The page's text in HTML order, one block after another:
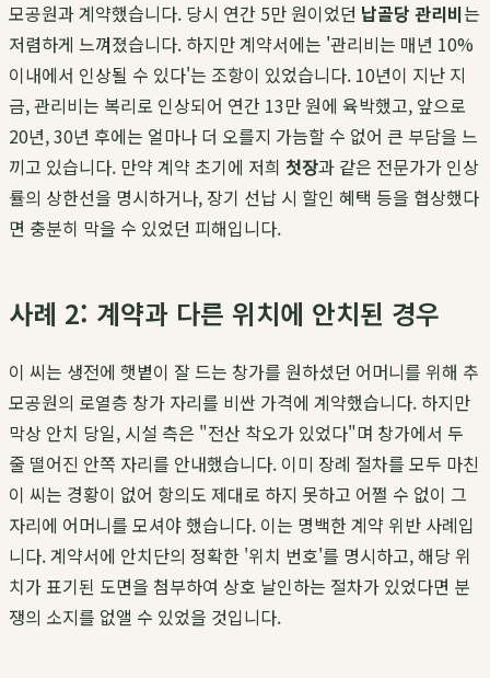
모공원과 계약했습니다. 당시 연간 5만 원이었던 납골당 관리비는
저렴하게 느껴졌습니다. 하지만 계약서에는 '관리비는 매년 10%
이내에서 인상될 수 있다'는 조항이 있었습니다. 10년이 지난 지
금, 관리비는 복리로 인상되어 연간 13만 원에 육박했고, 앞으로
20년, 30년 후에는 얼마나 더 오를지 가늠할 수 없어 큰 부담을 느
끼고 있습니다. 만약 계약 초기에 저희 첫장과 같은 전문가가 인상
률의 상한선을 명시하거나, 장기 선납 시 할인 혜택 등을 협상했다
면 충분히 막을 수 있었던 피해입니다.
사례 2: 계약과 다른 위치에 안치된 경우
이 씨는 생전에 햇볕이 잘 드는 창가를 원하셨던 어머니를 위해 추
모공원의 로열층 창가 자리를 비싼 가격에 계약했습니다. 하지만
막상 안치 당일, 시설 측은 "전산 착오가 있었다"며 창가에서 두
줄 떨어진 안쪽 자리를 안내했습니다. 이미 장례 절차를 모두 마친
이 씨는 경황이 없어 항의도 제대로 하지 못하고 어쩔 수 없이 그
자리에 어머니를 모셔야 했습니다. 이는 명백한 계약 위반 사례입
니다. 계약서에 안치단의 정확한 '위치 번호'를 명시하고, 해당 위
치가 표기된 도면을 첨부하여 상호 날인하는 절차가 있었다면 분
쟁의 소지를 없앨 수 있었을 것입니다.